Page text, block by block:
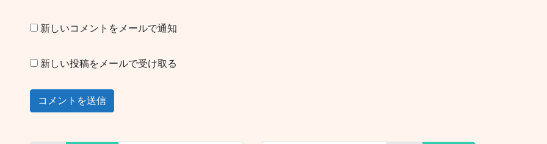
新しいコメントをメールで通知
新しい投稿をメールで受け取る